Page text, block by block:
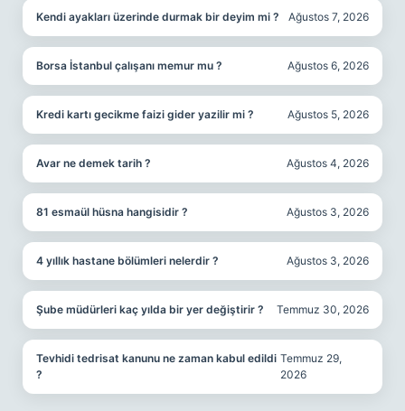
Kendi ayakları üzerinde durmak bir deyim mi ? Ağustos 7, 2026
Borsa İstanbul çalışanı memur mu ? Ağustos 6, 2026
Kredi kartı gecikme faizi gider yazilir mi ? Ağustos 5, 2026
Avar ne demek tarih ? Ağustos 4, 2026
81 esmaül hüsna hangisidir ? Ağustos 3, 2026
4 yıllık hastane bölümleri nelerdir ? Ağustos 3, 2026
Şube müdürleri kaç yılda bir yer değiştirir ? Temmuz 30, 2026
Tevhidi tedrisat kanunu ne zaman kabul edildi
?
Temmuz 29,
2026